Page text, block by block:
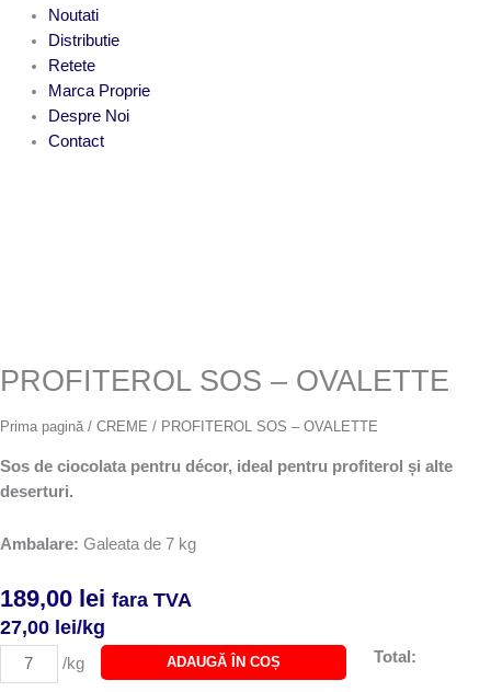
Noutati
Distributie
Retete
Marca Proprie
Despre Noi
Contact
PROFITEROL SOS – OVALETTE
Prima pagină / CREME / PROFITEROL SOS – OVALETTE
Sos de ciocolata pentru décor, ideal pentru profiterol și alte
deserturi.
Ambalare: Galeata de 7 kg
189,00 lei fara TVA
27,00 lei/kg
Cantitate
PROFITEROL
/kg ADAUGĂ ÎN COȘ Total: